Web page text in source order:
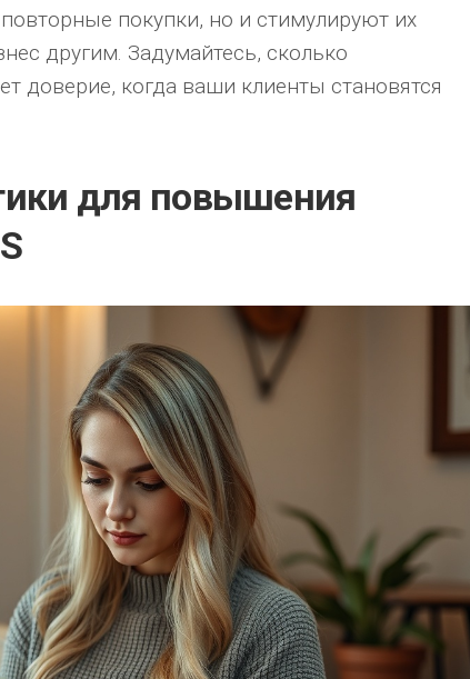
покупки, но и стимулируют их
другим. Задумайтесь, сколько
доверие, когда ваши клиенты становятся
для повышения